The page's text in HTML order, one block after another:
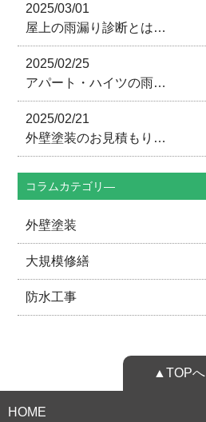
2025/03/01
屋上の雨漏り診断とは…
2025/02/25
アパート・ハイツの雨…
2025/02/21
外壁塗装のお見積もり…
コラムカテゴリ―
外壁塗装
大規模修繕
防水工事
▲TOPへ
HOME